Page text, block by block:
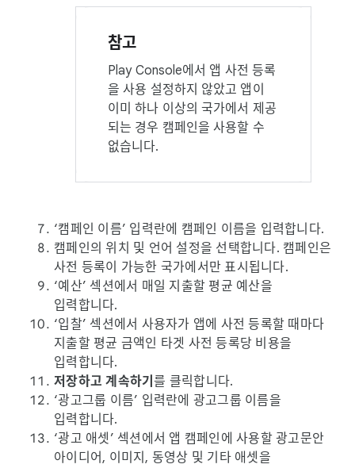
참고
Play Console에서 앱 사전 등록
을 사용 설정하지 않았고 앱이
이미 하나 이상의 국가에서 제공
되는 경우 캠페인을 사용할 수
없습니다.
‘캠페인 이름’ 입력란에 캠페인 이름을 입력합니다.
캠페인의 위치 및 언어 설정을 선택합니다. 캠페인은
사전 등록이 가능한 국가에서만 표시됩니다.
‘예산’ 섹션에서 매일 지출할 평균 예산을
입력합니다.
‘입찰’ 섹션에서 사용자가 앱에 사전 등록할 때마다
지출할 평균 금액인 타겟 사전 등록당 비용을
입력합니다.
저장하고 계속하기를 클릭합니다.
‘광고그룹 이름’ 입력란에 광고그룹 이름을
입력합니다.
‘광고 애셋’ 섹션에서 앱 캠페인에 사용할 광고문안
아이디어, 이미지, 동영상 및 기타 애셋을